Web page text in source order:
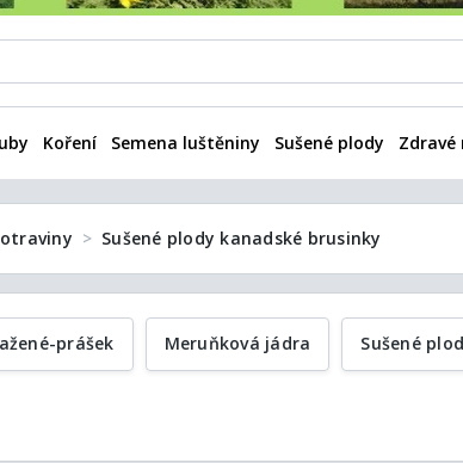
Koření Semena luštěniny Sušené plody Zdravé
Sušené plody kanadské brusinky
prášek Meruňková jádra Sušené